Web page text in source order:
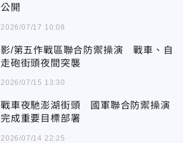
公開
2026/07/17 10:08
影/第五作戰區聯合防禦操演 戰車、自
走砲街頭夜間突襲
2026/07/15 13:30
戰車夜馳澎湖街頭 國軍聯合防禦操演
完成重要目標部署
2026/07/14 22:25